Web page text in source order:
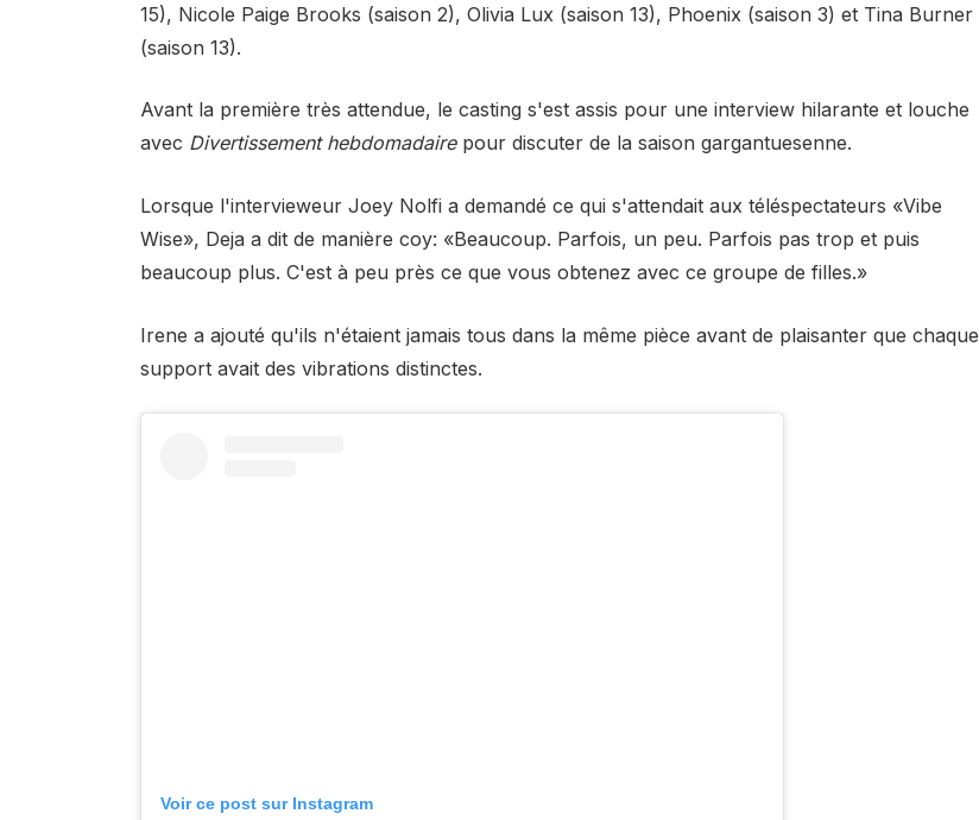
15), Nicole Paige Brooks (saison 2), Olivia Lux (saison 13), Phoenix (saison 3) et Tina Burner
(saison 13).
Avant la première très attendue, le casting s'est assis pour une interview hilarante et louche
avec Divertissement hebdomadairepour discuter de la saison gargantuesenne.
Lorsque l'intervieweur Joey Nolfi a demandé ce qui s'attendait aux téléspectateurs «Vibe
Wise», Deja a dit de manière coy: «Beaucoup. Parfois, un peu. Parfois pas trop et puis
beaucoup plus. C'est à peu près ce que vous obtenez avec ce groupe de filles.»
Irene a ajouté qu'ils n'étaient jamais tous dans la même pièce avant de plaisanter que chaque
support avait des vibrations distinctes.
Voir ce post sur Instagram